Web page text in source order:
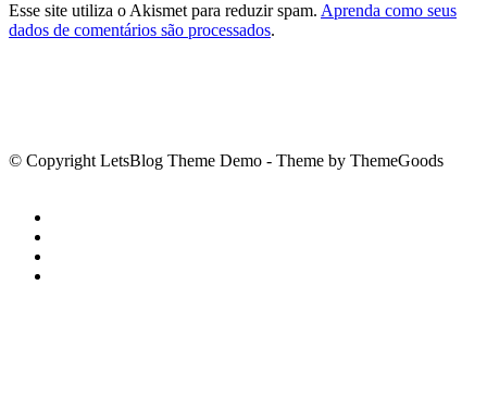
Esse site utiliza o Akismet para reduzir spam. Aprenda como seus
dados de comentários são processados.
© Copyright LetsBlog Theme Demo - Theme by ThemeGoods